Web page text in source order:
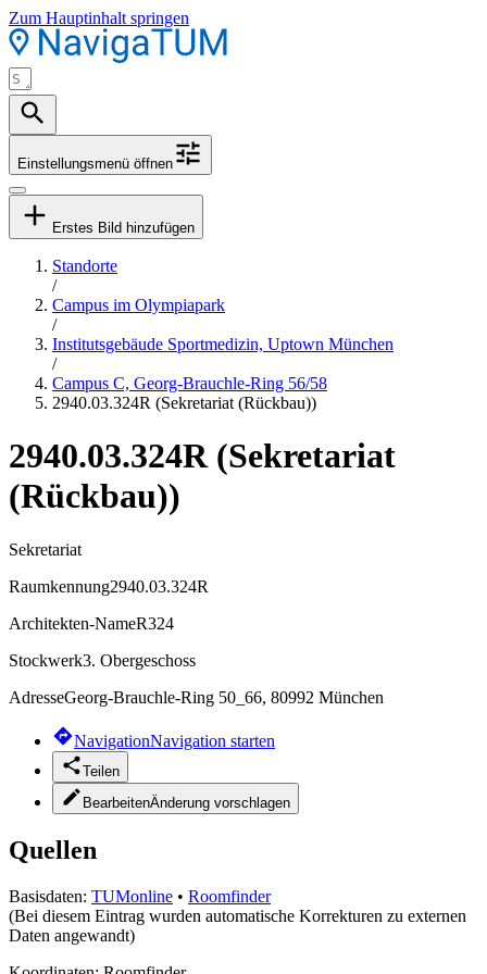
Zum Hauptinhalt springen
Einstellungsmenü öffnen
Erstes Bild hinzufügen
Standorte
/
Campus im Olympiapark
/
Institutsgebäude Sportmedizin, Uptown München
/
Campus C, Georg-Brauchle-Ring 56/58
2940.03.324R (Sekretariat (Rückbau))
2940.03.324R (Sekretariat
(Rückbau))
Sekretariat
Raumkennung2940.03.324R
Architekten-NameR324
Stockwerk3. Obergeschoss
AdresseGeorg-Brauchle-Ring 50_66, 80992 München
NavigationNavigation starten
Teilen
BearbeitenÄnderung vorschlagen
Quellen
Basisdaten: TUMonline • Roomfinder
(Bei diesem Eintrag wurden automatische Korrekturen zu externen
Daten angewandt)